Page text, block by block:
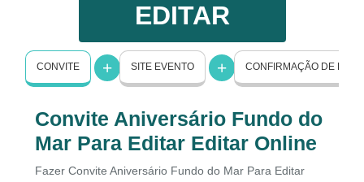
EDITAR
CONVITE SITE EVENTO CONFIRMAÇÃO DE
Convite Aniversário Fundo do
Mar Para Editar Editar Online
Fazer Convite Aniversário Fundo do Mar Para Editar